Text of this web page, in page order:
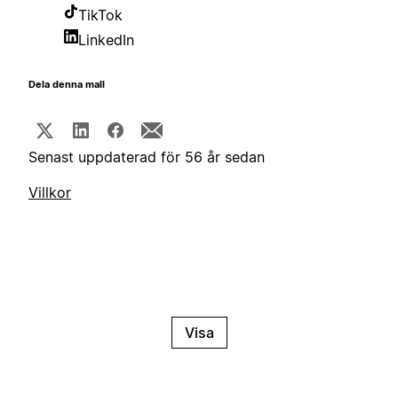
TikTok
LinkedIn
Dela denna mall
Senast uppdaterad för 56 år sedan
Villkor
Visa